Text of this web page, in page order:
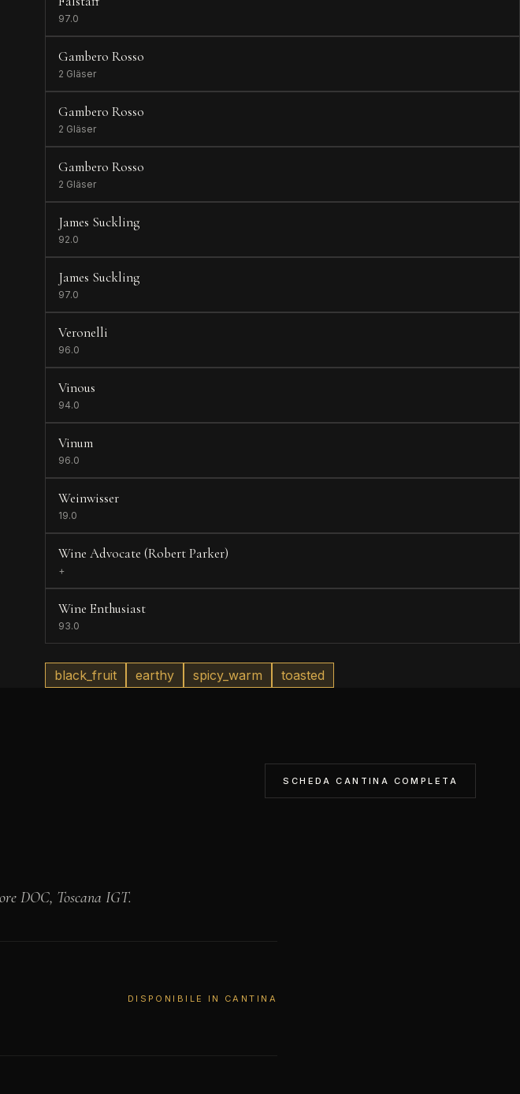
97.0
Gambero Rosso
2 Gläser
Gambero Rosso
2 Gläser
Gambero Rosso
2 Gläser
James Suckling
92.0
James Suckling
97.0
Veronelli
96.0
Vinous
94.0
Vinum
96.0
Weinwisser
19.0
Wine Advocate (Robert Parker)
+
Wine Enthusiast
93.0
black_fruit earthy spicy_warm toasted
SCHEDA CANTINA COMPLETA
DOC, Toscana IGT.
DISPONIBILE IN CANTINA